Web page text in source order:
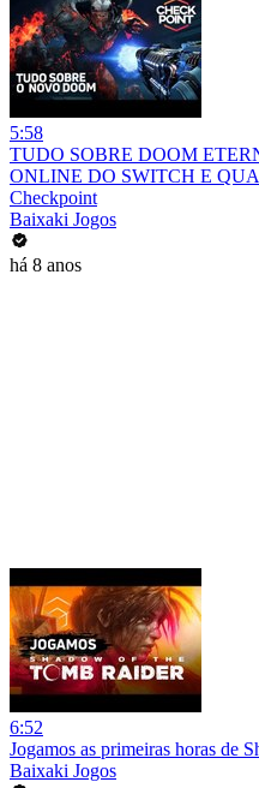
5:58
TUDO SOBRE DOOM
ONLINE DO SWITCH E
Checkpoint
Baixaki Jogos
há 8 anos
6:52
Jogamos as primeiras horas de
Baixaki Jogos